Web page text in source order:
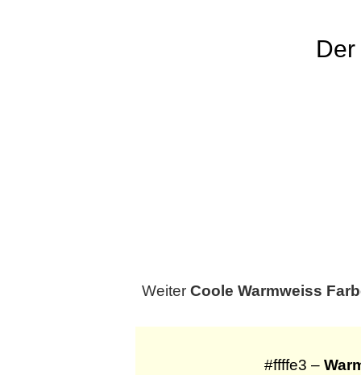
Weiter Coole Warmweiss
#ffffe3 –